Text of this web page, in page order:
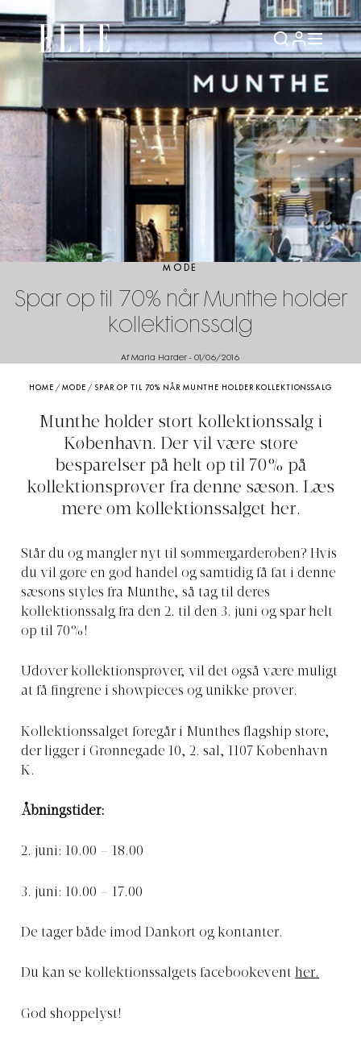
MODE
Spar op til 70% når Munthe holder
kollektionssalg
Af Maria Harder - 01/06/2016
HOME /MODE / SPAR OP TIL 70% NÅR MUNTHE HOLDER KOLLEKTIONSSALG
Munthe holder stort kollektionssalg i
København. Der vil være store
besparelser på helt op til 70% på
kollektionsprøver fra denne sæson. Læs
mere om kollektionssalget her.
Står du og mangler nyt til sommergarderoben? Hvis
du vil gøre en god handel og samtidig få fat i denne
sæsons styles fra Munthe, så tag til deres
kollektionssalg fra den 2. til den 3. juni og spar helt
op til 70%!
Udover kollektionsprøver, vil det også være muligt
at få fingrene i showpieces og unikke prøver.
Kollektionssalget foregår i Munthes flagship store,
der ligger i Grønnegade 10, 2. sal, 1107 København
K.
Åbningstider:
2. juni: 10.00 – 18.00
3. juni: 10.00 – 17.00
De tager både imod Dankort og kontanter.
Du kan se kollektionssalgets facebookevent her.
God shoppelyst!